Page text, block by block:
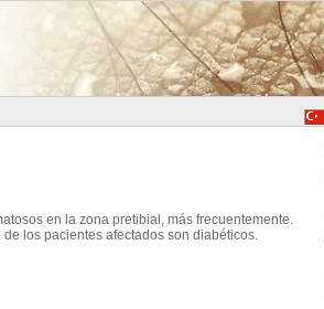
en la zona pretibial, más frecuentemente.
los pacientes afectados son diabéticos.